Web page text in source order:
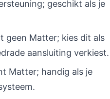
geschikt als je
geen Matter; kies dit als
aansluiting verkiest.
Matter; handig als je